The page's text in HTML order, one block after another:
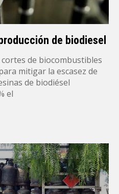
de biodiesel
de biocombustibles
mitigar la escasez de
de biodiésel
el